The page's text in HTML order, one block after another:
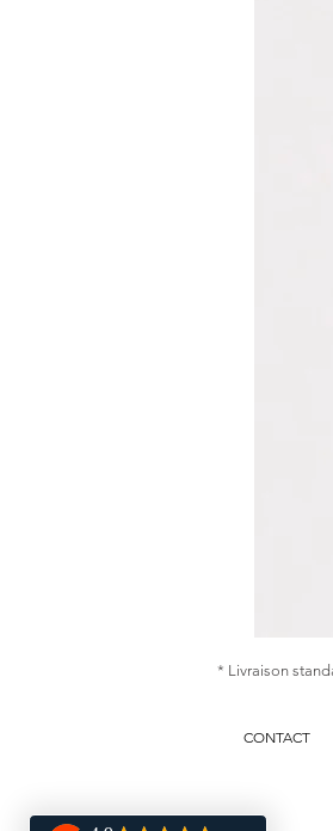
Collier
2
* Livraison
CONTACT